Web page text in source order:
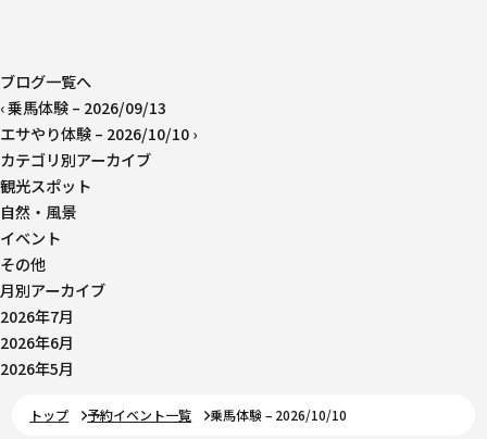
ブログ一覧へ
‹乗馬体験 – 2026/09/13
エサやり体験 – 2026/10/10›
カテゴリ別アーカイブ
観光スポット
自然・風景
イベント
その他
月別アーカイブ
2026年7月
2026年6月
2026年5月
トップ 予約イベント一覧 乗馬体験 – 2026/10/10